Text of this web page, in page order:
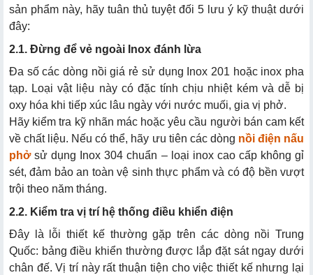
sản phẩm này, hãy tuân thủ tuyệt đối 5 lưu ý kỹ thuật dưới
đây:
2.1. Đừng để vẻ ngoài Inox đánh lừa
Đa số các dòng nồi giá rẻ sử dụng Inox 201 hoặc inox pha
tạp. Loại vật liệu này có đặc tính chịu nhiệt kém và dễ bị
oxy hóa khi tiếp xúc lâu ngày với nước muối, gia vị phở.
Hãy kiểm tra kỹ nhãn mác hoặc yêu cầu người bán cam kết
về chất liệu. Nếu có thể, hãy ưu tiên các dòng nồi điện nấu
phởsử dụng Inox 304 chuẩn – loại inox cao cấp không gỉ
sét, đảm bảo an toàn vệ sinh thực phẩm và có độ bền vượt
trội theo năm tháng.
2.2. Kiểm tra vị trí hệ thống điều khiển điện
Đây là lỗi thiết kế thường gặp trên các dòng nồi Trung
Quốc: bảng điều khiển thường được lắp đặt sát ngay dưới
chân đế. Vị trí này rất thuận tiện cho việc thiết kế nhưng lại